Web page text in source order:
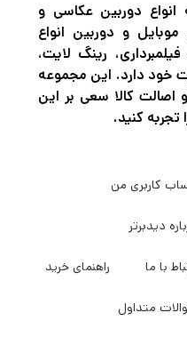
انواع دوربین عکاسی و
و دوربین انواع
رینگ لایت،
خود دارد. این مجموعه
کالا سعی بر این
تجربه کنید.
کاربری من
دیدبرتر
با ما راهنمای خرید
متداول